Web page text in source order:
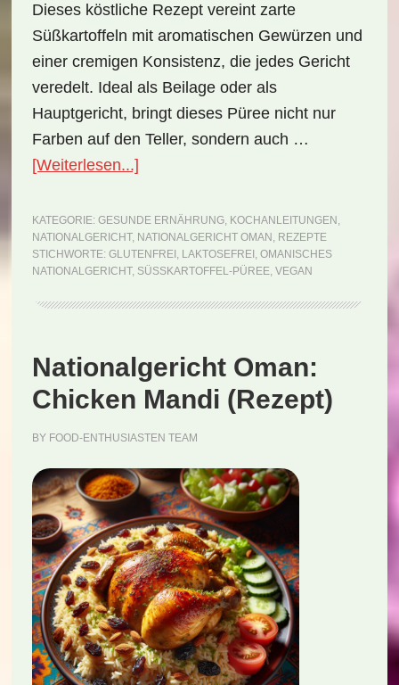
Dieses köstliche Rezept vereint zarte
Süßkartoffeln mit aromatischen Gewürzen und
einer cremigen Konsistenz, die jedes Gericht
veredelt. Ideal als Beilage oder als
Hauptgericht, bringt dieses Püree nicht nur
Farben auf den Teller, sondern auch …
[Weiterlesen...]ÜberNationalgericht
Sweet
Potato
Mash
KATEGORIE: GESUNDE ERNÄHRUNG, KOCHANLEITUNGEN ,
NATIONALGERICHT, NATIONALGERICHT OMAN , REZEPTE
STICHWORTE: GLUTENFREI , LAKTOSEFREI , OMANISCHES
NATIONALGERICHT, SÜSSKARTOFFEL-PÜREE , VEGAN
Nationalgericht Oman:
Chicken Mandi (Rezept)
BY FOOD-ENTHUSIASTEN TEAM